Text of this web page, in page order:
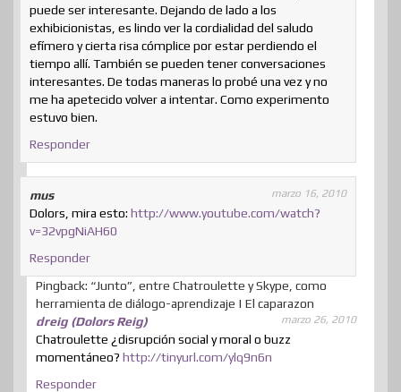
puede ser interesante. Dejando de lado a los
exhibicionistas, es lindo ver la cordialidad del saludo
efímero y cierta risa cómplice por estar perdiendo el
tiempo allí. También se pueden tener conversaciones
interesantes. De todas maneras lo probé una vez y no
me ha apetecido volver a intentar. Como experimento
estuvo bien.
Responder
mus marzo 16, 2010
Dolors, mira esto:http://www.youtube.com/watch?
v=32vpgNiAH60
Responder
Pingback: “Junto”, entre Chatroulette y Skype, como
herramienta de diálogo-aprendizaje | El caparazon
dreig (Dolors Reig)
marzo 26, 2010
Chatroulette ¿disrupción social y moral o buzz
momentáneo? http://tinyurl.com/ylq9n6n
Responder